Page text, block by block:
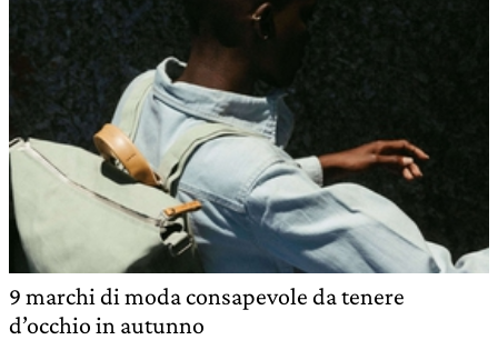
9 marchi di moda consapevole da tenere
d’occhio in autunno